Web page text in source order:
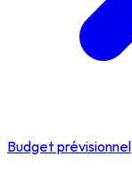
Budget prévisionnel